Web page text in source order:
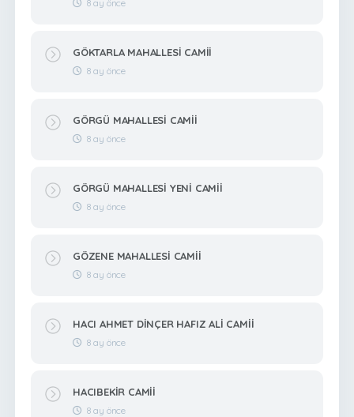
8 ay önce
GÖKTARLA MAHALLESİ CAMİİ
8 ay önce
GÖRGÜ MAHALLESİ CAMİİ
8 ay önce
GÖRGÜ MAHALLESİ YENİ CAMİİ
8 ay önce
GÖZENE MAHALLESİ CAMİİ
8 ay önce
HACI AHMET DİNÇER HAFIZ ALİ CAMİİ
8 ay önce
HACIBEKİR CAMİİ
8 ay önce